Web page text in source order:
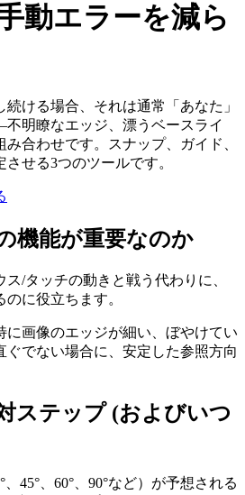
動エラーを減ら
ける場合、それは通常「あなた」
明瞭なエッジ、漂うベースライ
合わせです。スナップ、ガイド、
せる3つのツールです。
機能が重要なのか
/タッチの動きと戦う代わりに、
に役立ちます。
に画像のエッジが細い、ぼやけてい
ぐでない場合に、安定した参照方向
ステップ (およびいつ
45°、60°、90°など）が予想される